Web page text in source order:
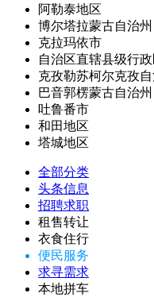
阿勒泰地区
博尔塔拉蒙古自治州
克拉玛依市
自治区直辖县级行政
克孜勒苏柯尔克孜自
巴音郭楞蒙古自治州
吐鲁番市
和田地区
塔城地区
全部分类
头条信息
招聘求职
租售转让
衣食住行
便民服务
求寻需求
本地拼车